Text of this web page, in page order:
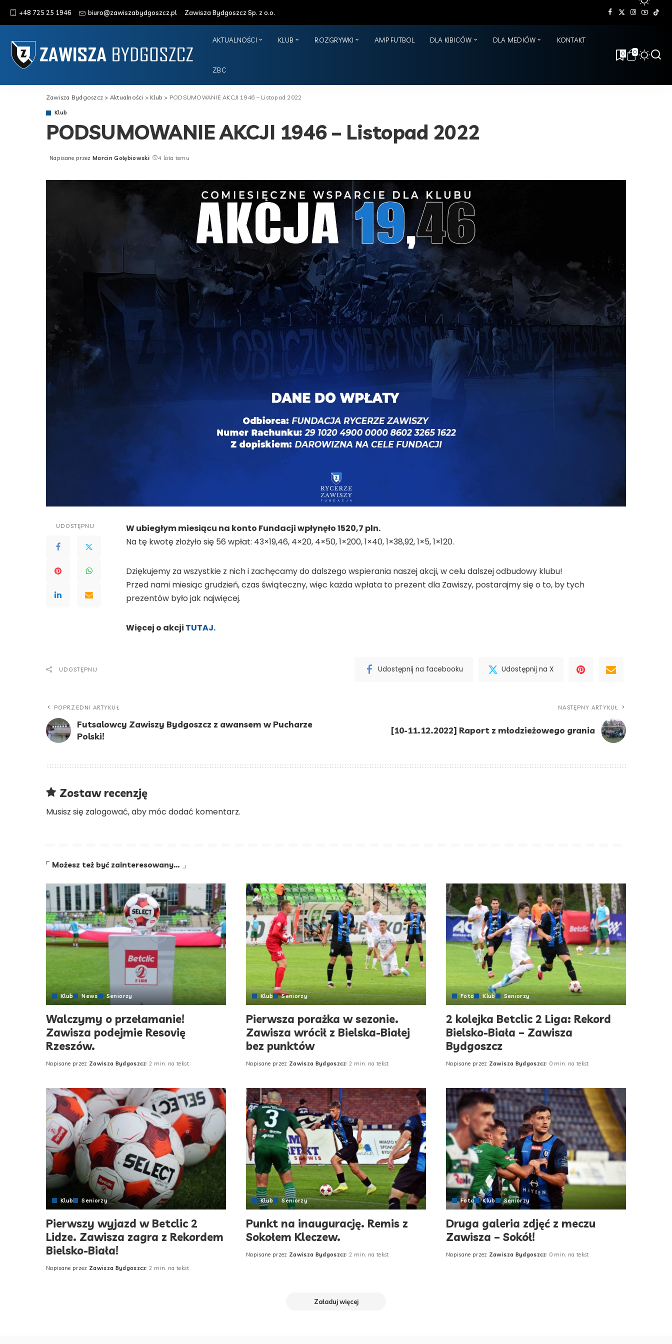
+48 725 25 1946 biuro@zawiszabydgoszcz.pl Zawisza Bydgoszcz Sp. z o.o.
AKTUALNOŚCI KLUB ROZGRYWKI AMP FUTBOL DLA KIBICÓW DLA MEDIÓW KONTAKT
ZBC
0 0
Zawisza Bydgoszcz > Aktualności > Klub > PODSUMOWANIE AKCJI 1946 – Listopad 2022
Klub
PODSUMOWANIE AKCJI 1946 – Listopad 2022
Posted
Napisane przez Marcin Gołębiowski 4 lata temu
UDOSTĘPNIJ
W ubiegłym miesiącu na konto Fundacji wpłynęło 1520,7 pln.
Na tę kwotę złożyło się 56 wpłat: 43×19,46, 4×20, 4×50, 1×200, 1×40, 1×38,92, 1×5, 1×120.
Dziękujemy za wszystkie z nich i zachęcamy do dalszego wspierania naszej akcji, w celu dalszej odbudowy klubu!
Przed nami miesiąc grudzień, czas świąteczny, więc każda wpłata to prezent dla Zawiszy, postarajmy się o to, by tych
prezentów było jak najwięcej.
Więcej o akcji TUTAJ.
UDOSTĘPNIJ Udostępnij na facebooku Udostępnij na X
POPRZEDNI ARTYKUŁ
Futsalowcy Zawiszy Bydgoszcz z awansem w Pucharze
Polski!
NASTĘPNY ARTYKUŁ
[10-11.12.2022] Raport z młodzieżowego grania
Zostaw recenzję
Musisz się zalogować, aby móc dodać komentarz.
Możesz też być zainteresowany…
Klub News Seniorzy
Walczymy o przełamanie!
Zawisza podejmie Resovię
Rzeszów.
Posted
Napisane przez Zawisza Bydgoszcz 2 min. na tekst
Klub Seniorzy
Pierwsza porażka w sezonie.
Zawisza wrócił z Bielska-Białej
bez punktów
Posted
Napisane przez Zawisza Bydgoszcz 2 min. na tekst
Foto Klub Seniorzy
2 kolejka Betclic 2 Liga: Rekord
Bielsko-Biała – Zawisza
Bydgoszcz
Posted
Napisane przez Zawisza Bydgoszcz 0 min. na tekst
Klub Seniorzy
Pierwszy wyjazd w Betclic 2
Lidze. Zawisza zagra z Rekordem
Bielsko-Biała!
Posted
Napisane przez Zawisza Bydgoszcz 2 min. na tekst
Klub Seniorzy
Punkt na inaugurację. Remis z
Sokołem Kleczew.
Posted
Napisane przez Zawisza Bydgoszcz 2 min. na tekst
Foto Klub Seniorzy
Druga galeria zdjęć z meczu
Zawisza – Sokół!
Posted
Napisane przez Zawisza Bydgoszcz 0 min. na tekst
Załaduj więcej